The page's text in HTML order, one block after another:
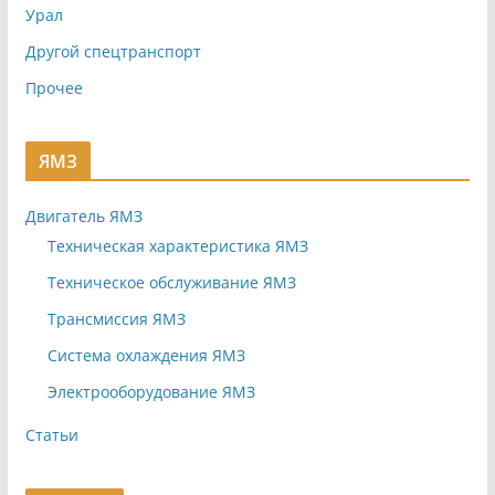
Урал
Другой спецтранспорт
Прочее
ЯМЗ
Двигатель ЯМЗ
Техническая характеристика ЯМЗ
Техническое обслуживание ЯМЗ
Трансмиссия ЯМЗ
Система охлаждения ЯМЗ
Электрооборудование ЯМЗ
Статьи